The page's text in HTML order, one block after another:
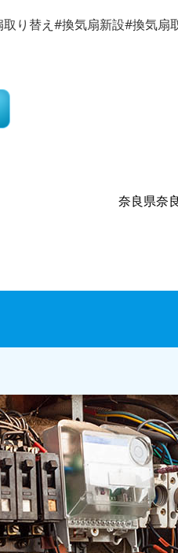
り替え#換気扇新設#換気扇
奈良県奈